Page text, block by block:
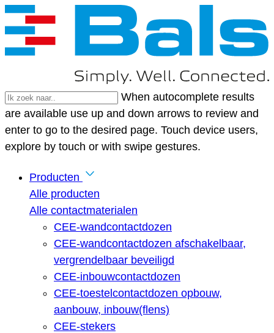
When autocomplete results
are available use up and down arrows to review and
enter to go to the desired page. Touch device users,
explore by touch or with swipe gestures.
Producten
Alle producten
Alle contactmaterialen
CEE-wandcontactdozen
CEE-wandcontactdozen afschakelbaar,
vergrendelbaar beveiligd
CEE-inbouwcontactdozen
CEE-toestelcontactdozen opbouw,
aanbouw, inbouw(flens)
CEE-stekers